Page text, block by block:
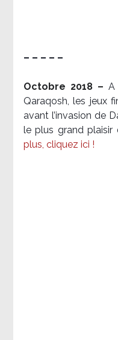
– – – – –
Octobre 2018 – A
Qaraqosh, les jeux
avant l’invasion de
le plus grand plaisir
plus, cliquez ici !